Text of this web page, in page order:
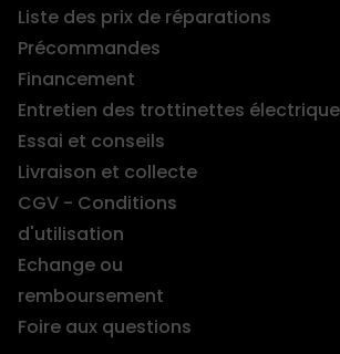
Liste des prix de réparations
Précommandes
Financement
Entretien des trottinettes
Essai et conseils
Livraison et collecte
CGV - Conditions
d'utilisation
Echange ou
remboursement
Foire aux questions